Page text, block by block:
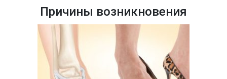
Причины возникновения